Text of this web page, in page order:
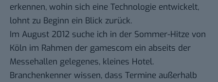
erkennen, wohin sich eine Technologie entwickelt,
lohnt zu Beginn ein Blick zurück.
Im August 2012 suche ich in der Sommer-Hitze von
Köln im Rahmen der gamescom ein abseits der
Messehallen gelegenes, kleines Hotel.
Branchenkenner wissen, dass Termine außerhalb